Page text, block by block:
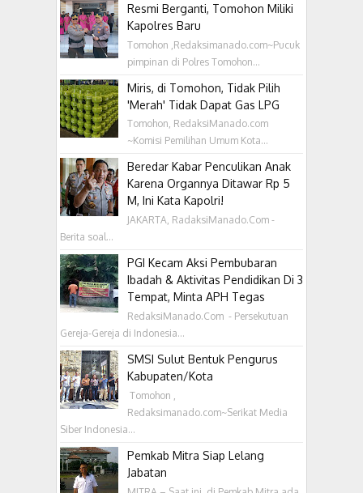
Resmi Berganti, Tomohon Miliki
Kapolres Baru
Tomohon ,Redaksimanado.com~Pucuk
pimpinan di Polres Tomohon...
Miris, di Tomohon, Tidak Pilih
'Merah' Tidak Dapat Gas LPG
Tomohon, RedaksiManado.com
~Komisi Pemilihan Umum Kota...
Beredar Kabar Penculikan Anak
Karena Organnya Ditawar Rp 5
M, Ini Kata Kapolri!
JAKARTA, RadaksiManado.Com -
Berita soal...
PGI Kecam Aksi Pembubaran
Ibadah & Aktivitas Pendidikan Di 3
Tempat, Minta APH Tegas
RedaksiManado.Com - Persekutuan
Gereja-Gereja di Indonesia...
SMSI Sulut Bentuk Pengurus
Kabupaten/Kota
‎ Tomohon ,
Redaksimanado.com~Serikat Media
Siber Indonesia...
Pemkab Mitra Siap Lelang
Jabatan